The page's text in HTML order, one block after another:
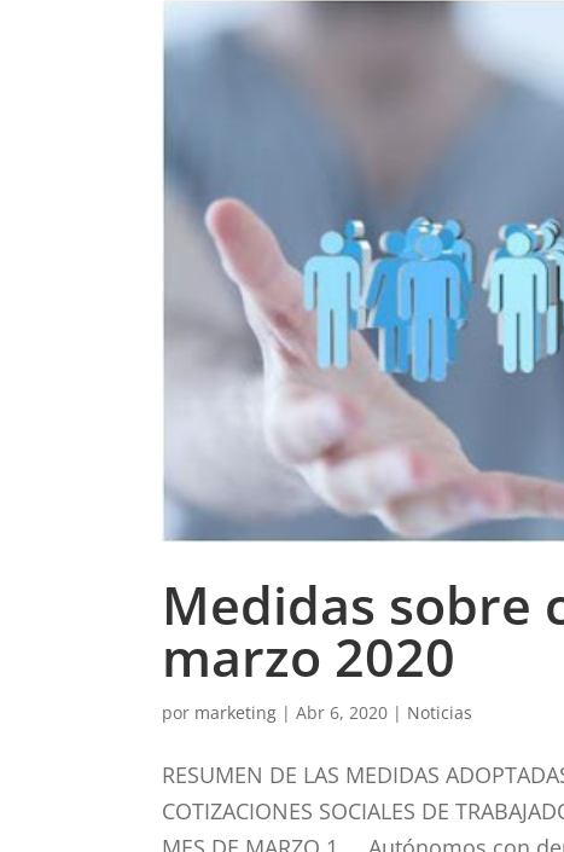
Medidas sobre
marzo 2020
por marketing |Abr 6, 2020 | Noticias
RESUMEN DE LAS MEDIDAS
COTIZACIONES SOCIALES DE